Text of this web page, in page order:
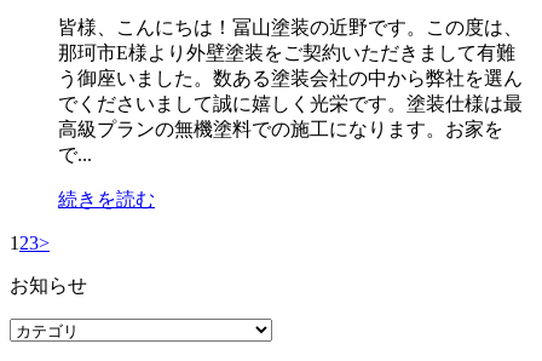
皆様、こんにちは！冨山塗装の近野です。この度は、
那珂市E様より外壁塗装をご契約いただきまして有難
う御座いました。数ある塗装会社の中から弊社を選ん
でくださいまして誠に嬉しく光栄です。塗装仕様は最
高級プランの無機塗料での施工になります。お家を
で...
続きを読む
1 23>
お知らせ